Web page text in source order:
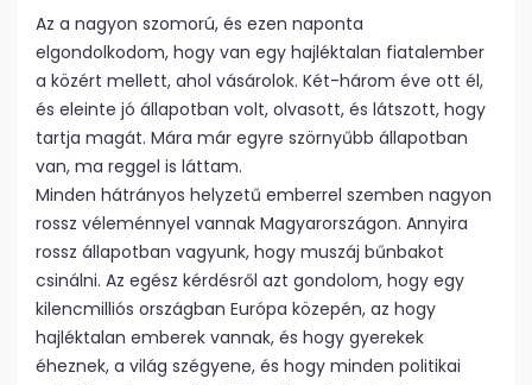
Az a nagyon szomorú, és ezen naponta
elgondolkodom, hogy van egy hajléktalan fiatalember
a közért mellett, ahol vásárolok. Két-három éve ott él,
és eleinte jó állapotban volt, olvasott, és látszott, hogy
tartja magát. Mára már egyre szörnyűbb állapotban
van, ma reggel is láttam.
Minden hátrányos helyzetű emberrel szemben nagyon
rossz véleménnyel vannak Magyarországon. Annyira
rossz állapotban vagyunk, hogy muszáj bűnbakot
csinálni. Az egész kérdésről azt gondolom, hogy egy
kilencmilliós országban Európa közepén, az hogy
hajléktalan emberek vannak, és hogy gyerekek
éheznek, a világ szégyene, és hogy minden politikai